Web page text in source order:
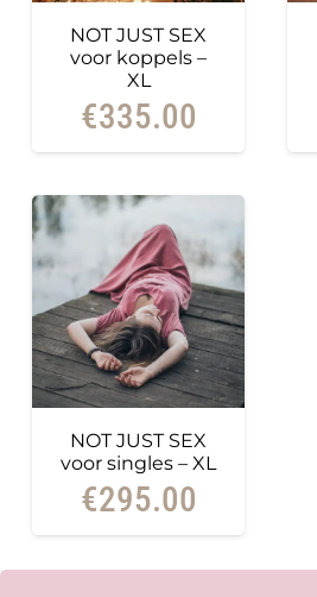
NOT JUST SEX
voor koppels –
XL
€335.00
NOT JUST SEX
voor singles – XL
€295.00